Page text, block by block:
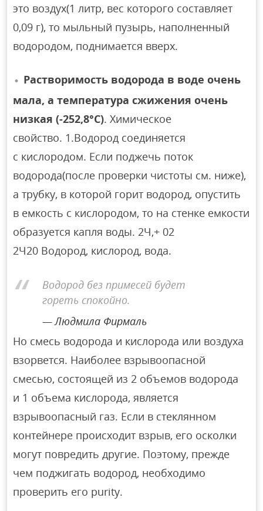
это воздух(1 литр, вес которого составляет
0,09 г), то мыльный пузырь, наполненный
водородом, поднимается вверх.
Растворимость водорода в воде очень
мала, а температура сжижения очень
низкая (-252,8°C). Химическое
свойство. 1.Водород соединяется
с кислородом. Если поджечь поток
водорода(после проверки чистоты см. ниже),
а трубку, в которой горит водород, опустить
в емкость с кислородом, то на стенке емкости
образуется капля воды. 2Ч,+ 02
2Ч20 Водород, кислород, вода.
Водород без примесей будет
гореть спокойно.
Людмила Фирмаль
Но смесь водорода и кислорода или воздуха
взорвется. Наиболее взрывоопасной
смесью, состоящей из 2 объемов водорода
и 1 объема кислорода, является
взрывоопасный газ. Если в стеклянном
контейнере происходит взрыв, его осколки
могут повредить другие. Поэтому, прежде
чем поджигать водород, необходимо
проверить его purity.